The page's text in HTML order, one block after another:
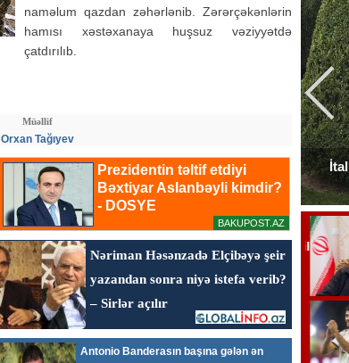
naməlum qazdan zəhərlənib. Zərərçəkənlərin
hamısı xəstəxanaya huşsuz vəziyyətdə
çatdırılıb.
Müəllif
Orxan Tağıyev
Elçinin Fəxri xiyabandakı qəbirüstü abidəsi -
Foto